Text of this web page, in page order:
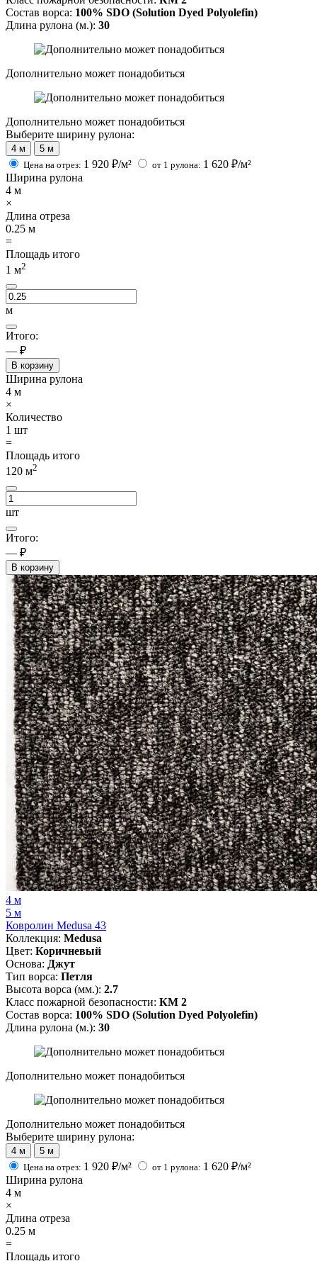
Состав ворса: 100% SDO (Solution Dyed Polyolefin)
Длина рулона (м.): 30
Дополнительно может понадобиться
Дополнительно может понадобиться
Выберите ширину рулона:
4 м
5 м
Цена на отрез: 1 920 ₽/м² от 1 рулона: 1 620 ₽/м²
Ширина рулона
4 м
×
Длина отреза
0.25 м
=
Площадь итого
1 м2
м
Итого:
— ₽
В корзину
Ширина рулона
4 м
×
Количество
1 шт
=
Площадь итого
120 м2
шт
Итого:
— ₽
В корзину
4 м
5 м
Ковролин Medusa 43
Коллекция: Medusa
Цвет: Коричневый
Основа: Джут
Тип ворса: Петля
Высота ворса (мм.): 2.7
Класс пожарной безопасности: КМ 2
Состав ворса: 100% SDO (Solution Dyed Polyolefin)
Длина рулона (м.): 30
Дополнительно может понадобиться
Дополнительно может понадобиться
Выберите ширину рулона:
4 м
5 м
Цена на отрез: 1 920 ₽/м² от 1 рулона: 1 620 ₽/м²
Ширина рулона
4 м
×
Длина отреза
0.25 м
=
Площадь итого